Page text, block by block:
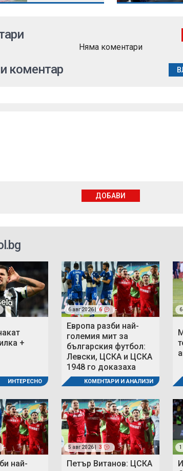
Няма коментари
коментар
ДОБАВИ
+
ИНТЕРЕСНО
6 авг 2026 | 6
Европа разби най-
големия мит за
българския футбол:
Левски, ЦСКА и ЦСКА
1948 го доказаха
КОМЕНТАРИ И АНАЛИЗИ
6
най-
5 авг 2026 | 3
Петър Витанов: ЦСКА